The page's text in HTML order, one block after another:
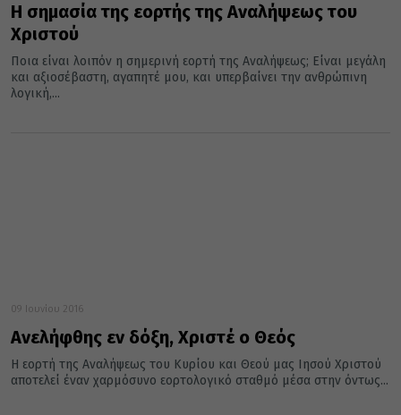
Η σημασία της εορτής της Αναλήψεως του
Χριστού
Ποια είναι λοιπόν η σημερινή εορτή της Αναλήψεως; Είναι μεγάλη
και αξιοσέβαστη, αγαπητέ μου, και υπερβαίνει την ανθρώπινη
λογική,...
09 Ιουνίου 2016
Ανελήφθης εν δόξη, Χριστέ ο Θεός
Η εορτή της Αναλήψεως του Κυρίου και Θεού μας Ιησού Χριστού
αποτελεί έναν χαρμόσυνο εορτολογικό σταθμό μέσα στην όντως...